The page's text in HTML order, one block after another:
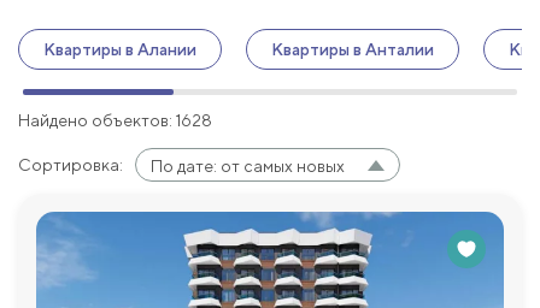
Квартиры в Алании Квартиры в Анталии
Найдено объектов: 1628
Сортировка: По дате: от самых новых